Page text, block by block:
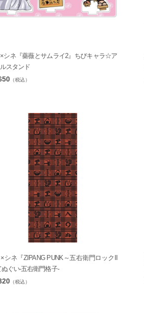
シネ『薔薇とサムライ2』ちびキャラ☆ア
スタンド
（税込）
シネ『ZIPANG PUNK～五右衛門ロックII
ぬぐい-五右衛門格子-
（税込）